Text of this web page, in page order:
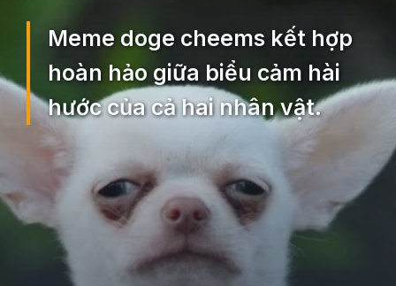
Meme doge cheems kết hợp
hoàn hảo giữa biểu cảm hài
hước của cả hai nhân vật.